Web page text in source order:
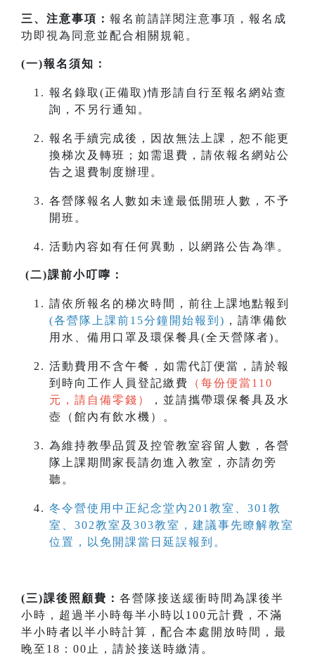
三、注意事項： 報名前請詳閱注意事項，報名成
功即視為同意並配合相關規範。
(一)報名須知：
報名錄取(正備取)情形請自行至報名網站查
詢，不另行通知。
報名手續完成後，因故無法上課，恕不能更
換梯次及轉班；如需退費，請依報名網站公
告之退費制度辦理。
各營隊報名人數如未達最低開班人數，不予
開班。
活動內容如有任何異動，以網路公告為準。
(二)課前小叮嚀：
請依所報名的梯次時間，前往上課地點報到
(各營隊上課前15分鐘開始報到) ，請準備飲
用水、備用口罩及環保餐具(全天營隊者)。
活動費用不含午餐，如需代訂便當，請於報
到時向工作人員登記繳費
（每份便當110
元，請自備零錢）
，並請攜帶環保餐具及水
壺（館內有飲水機）。
為維持教學品質及控管教室容留人數，各營
隊上課期間家長請勿進入教室，亦請勿旁
聽。
冬令營使用中正紀念堂內201教室、301教
室、302教室及303教室，建議事先瞭解教室
位置，以免開課當日延誤報到。
(三)課後照顧費： 各營隊接送緩衝時間為課後半
小時，超過半小時每半小時以100元計費，不滿
半小時者以半小時計算，配合本處開放時間，最
晚至18：00止，請於接送時繳清。